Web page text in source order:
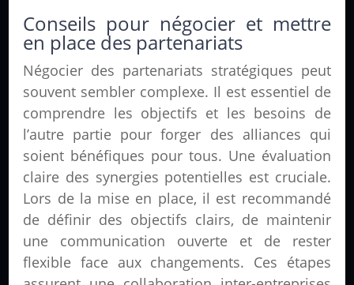
Conseils pour négocier et mettre
en place des partenariats
Négocier des partenariats stratégiques peut
souvent sembler complexe. Il est essentiel de
comprendre les objectifs et les besoins de
l’autre partie pour forger des alliances qui
soient bénéfiques pour tous. Une évaluation
claire des synergies potentielles est cruciale.
Lors de la mise en place, il est recommandé
de définir des objectifs clairs, de maintenir
une communication ouverte et de rester
flexible face aux changements. Ces étapes